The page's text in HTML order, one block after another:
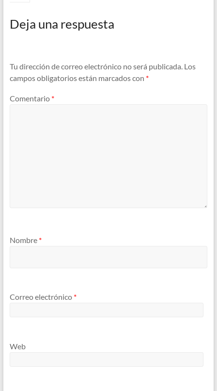
Deja una respuesta
Tu dirección de correo electrónico no será publicada. Los
campos obligatorios están marcados con *
Comentario *
Nombre *
Correo electrónico *
Web